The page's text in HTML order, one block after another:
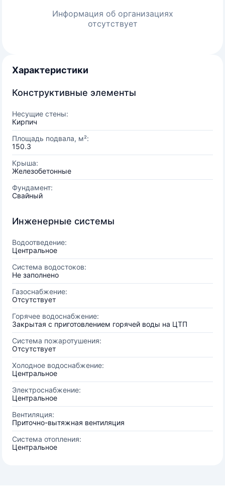
Информация об организациях
отсутствует
Характеристики
Конструктивные элементы
Несущие стены:
Кирпич
Площадь подвала, м²:
150.3
Крыша:
Железобетонные
Фундамент:
Свайный
Инженерные системы
Водоотведение:
Центральное
Система водостоков:
Не заполнено
Газоснабжение:
Отсутствует
Горячее водоснабжение:
Закрытая с приготовлением горячей воды на ЦТП
Система пожаротушения:
Отсутствует
Холодное водоснабжение:
Центральное
Электроснабжение:
Центральное
Вентиляция:
Приточно-вытяжная вентиляция
Система отопления:
Центральное